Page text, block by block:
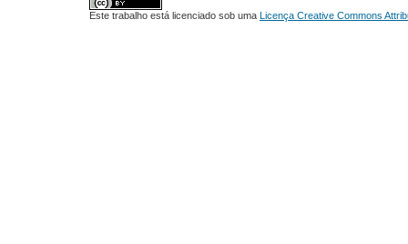
Este trabalho está licenciado sob uma Licença Creative Commons